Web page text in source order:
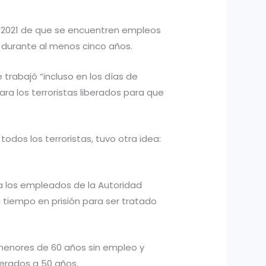
de que se encuentren empleos
al menos cinco años.
“incluso en los días de
los terroristas liberados para que
los terroristas, tuvo otra idea:
los empleados de la Autoridad
tiempo en prisión para ser tratado
de 60 años sin empleo y
a 50 años.